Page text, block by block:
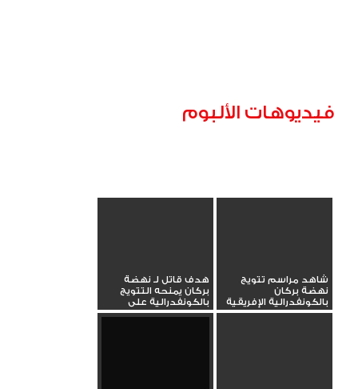
فيديوهات الألبوم
شاهد مراسم تتويج
نهضة بركان
بالكونفدرالية الإفريقية
هدف قاتل لـ نهضة
بركان يمنحه التتويج
بالكونفدرالية على
حساب سيمبا